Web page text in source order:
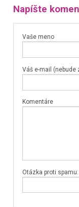
Napíšte
Vaše meno
Váš e-mail (nebude
Komentáre
Otázka proti